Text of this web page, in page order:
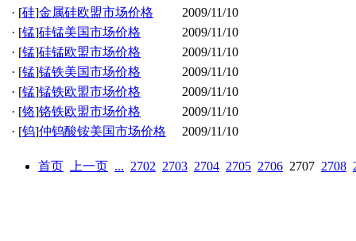
· [硅]金属硅欧盟市场价格
2009/11/10
· [锰]硅锰美国市场价格
2009/11/10
· [锰]硅锰欧盟市场价格
2009/11/10
· [锰]锰铁美国市场价格
2009/11/10
· [锰]锰铁欧盟市场价格
2009/11/10
· [铬]铬铁欧盟市场价格
2009/11/10
· [钨]仲钨酸铵美国市场价格 2009/11/10
首页 上一页 ... 2702 2703 2704 2705 2706 2707 2708